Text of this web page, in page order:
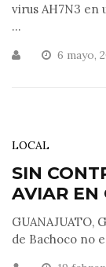
virus AH7N3 en
...
6 mayo,
LOCAL
SIN
AVIAR EN
GUANAJUATO,
de Bachoco no